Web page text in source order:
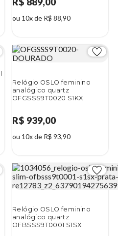
ou 10x de R$ 88,90
Relógio OSLO feminino
analógico quartz
OFGSSS9T0020 S1KX
R$ 939,00
ou 10x de R$ 93,90
Relógio OSLO feminino
analógico quartz
OFBSSS9T0001 S1SX